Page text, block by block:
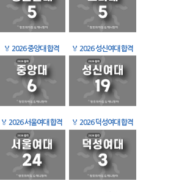
🏅 2026 중앙대 합격 🏅 2026 성신여대 합격
🏅 2026 서울여대 합격 🏅 2026 덕성여대 합격